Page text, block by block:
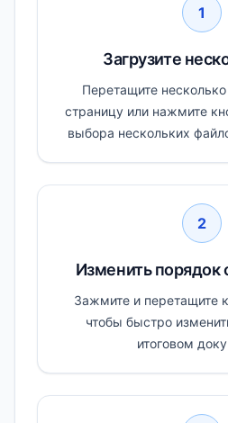
1
Загрузите
Перетащите
страницу или нажмите
выбора нескольких
2
Изменить порядок
Зажмите и перетащите
чтобы быстро
итоговом